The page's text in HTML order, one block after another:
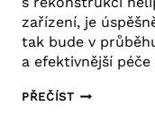
zařízení, je
tak bude v
a efektivnější
PŘEČÍSTNOVÝ